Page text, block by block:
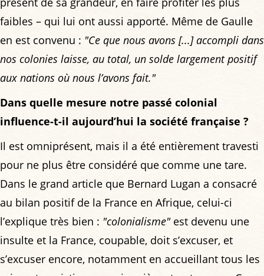
faibles – qui lui ont aussi apporté. Même de Gaulle
en est convenu : "Ce que nous avons [...] accompli dans
nos colonies laisse, au total, un solde largement positif
aux nations où nous l’avons fait."
Dans quelle mesure notre passé colonial
influence-t-il aujourd’hui la société française ?
Il est omniprésent, mais il a été entièrement travesti
pour ne plus être considéré que comme une tare.
Dans le grand article que Bernard Lugan a consacré
au bilan positif de la France en Afrique, celui-ci
l’explique très bien : "colonialisme"est devenu une
insulte et la France, coupable, doit s’excuser, et
s’excuser encore, notamment en accueillant tous les